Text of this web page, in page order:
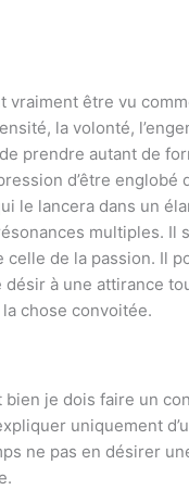
vraiment être vu
la volonté,
prendre autant de
d’être
le lancera dans un
multiples. Il
celle de la passion. Il
désir à une attirance
la chose convoitée.
je dois faire un
uniquement
ne pas en désirer